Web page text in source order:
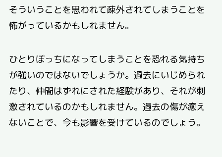
そういうことを思われて疎外されてしまうことを
怖がっているかもしれません。
ひとりぼっちになってしまうことを恐れる気持ち
が強いのではないでしょうか。過去にいじめられ
たり、仲間はずれにされた経験があり、それが刺
激されているのかもしれません。過去の傷が癒え
ないことで、今も影響を受けているのでしょう。